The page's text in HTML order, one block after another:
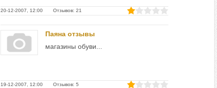
20-12-2007, 12:00 Отзывов: 21
Паяна отзывы
магазины обуви...
19-12-2007, 12:00 Отзывов: 5